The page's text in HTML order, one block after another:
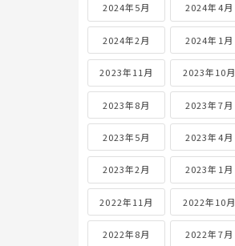
2024年5月 2024年4月
2024年2月 2024年1月
2023年11月 2023年10月
2023年8月 2023年7月
2023年5月 2023年4月
2023年2月 2023年1月
2022年11月 2022年10月
2022年8月 2022年7月